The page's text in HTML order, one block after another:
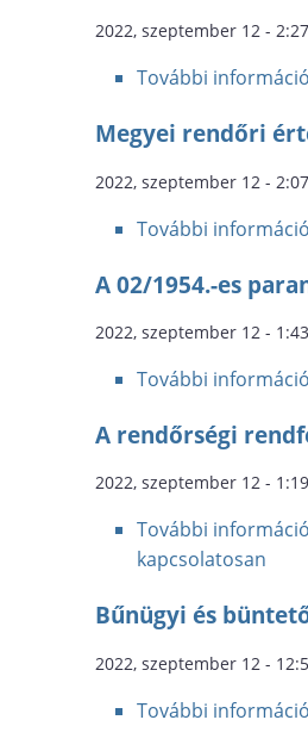
2022, szeptember 12 -
További információ
Megyei rendőri
2022, szeptember 12 -
További információ
A 02/1954.-es
2022, szeptember 12 -
További információ
A rendőrségi
2022, szeptember 12 -
További információ
kapcsolatosan
Bűnügyi és
2022, szeptember 12 -
További információ